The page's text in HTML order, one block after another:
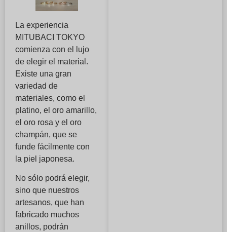
La experiencia
MITUBACI TOKYO
comienza con el lujo
de elegir el material.
Existe una gran
variedad de
materiales, como el
platino, el oro amarillo,
el oro rosa y el oro
champán, que se
funde fácilmente con
la piel japonesa.
No sólo podrá elegir,
sino que nuestros
artesanos, que han
fabricado muchos
anillos, podrán